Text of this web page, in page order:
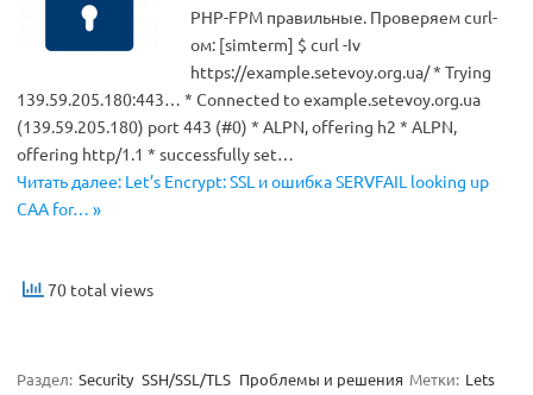
PHP-FPM правильные. Проверяем curl-
ом: [simterm] $ curl -Iv
https://example.setevoy.org.ua/ * Trying
139.59.205.180:443… * Connected to example.setevoy.org.ua
(139.59.205.180) port 443 (#0) * ALPN, offering h2 * ALPN,
offering http/1.1 * successfully set…
Читать далее: Let’s Encrypt: SSL и ошибка SERVFAIL looking up
CAA for… »
70 total views
Раздел: Security SSH/SSL/TLS Проблемы и решения Метки: Lets